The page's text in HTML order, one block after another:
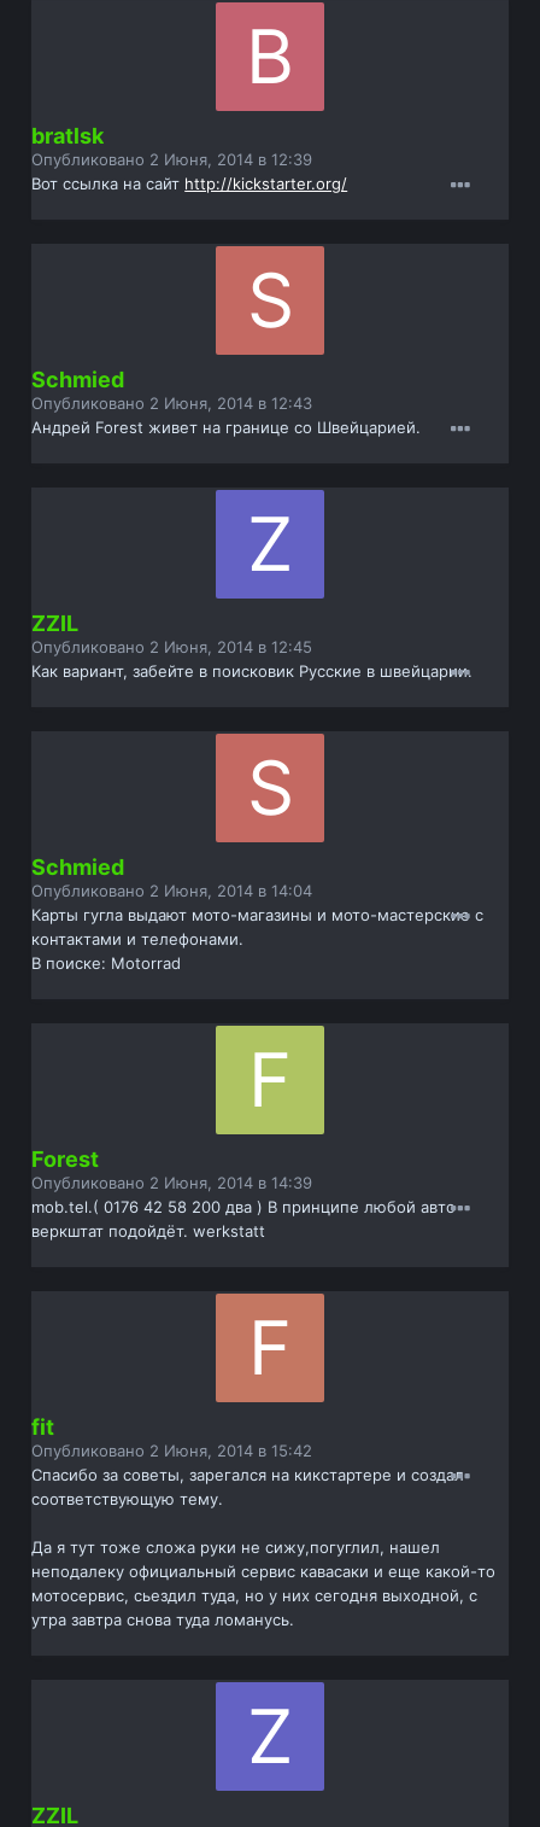
bratlsk
Опубликовано 2 Июня, 2014 в 12:39
Вот ссылка на сайт http://kickstarter.org/
Schmied
Опубликовано 2 Июня, 2014 в 12:43
Андрей Forest живет на границе со Швейцарией.
ZZIL
Опубликовано 2 Июня, 2014 в 12:45
Как вариант, забейте в поисковик Русские в швейцарии.
Schmied
Опубликовано 2 Июня, 2014 в 14:04
Карты гугла выдают мото-магазины и мото-мастерские с
контактами и телефонами.
В поиске: Motorrad
Forest
Опубликовано 2 Июня, 2014 в 14:39
mob.tel.( 0176 42 58 200 два ) В принципе любой авто
веркштат подойдёт. werkstatt
fit
Опубликовано 2 Июня, 2014 в 15:42
Спасибо за советы, зарегался на кикстартере и создал
соответствующую тему.
Да я тут тоже сложа руки не сижу,погуглил, нашел
неподалеку официальный сервис кавасаки и еще какой-то
мотосервис, сьездил туда, но у них сегодня выходной, с
утра завтра снова туда ломанусь.
ZZIL